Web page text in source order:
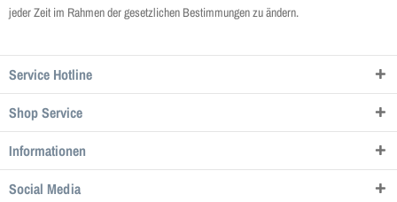
jeder Zeit im Rahmen der gesetzlichen Bestimmungen zu ändern.
Service Hotline
Shop Service
Informationen
Social Media